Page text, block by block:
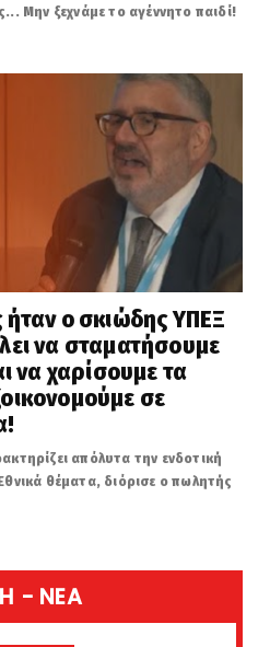
Μην ξεχνάμε το αγέννητο παιδί!
ήταν ο σκιώδης ΥΠΕΞ
να σταματήσουμε
να χαρίσουμε τα
σε
απόλυτα την ενδοτική
θέματα, διόρισε ο πωλητής
- NEA